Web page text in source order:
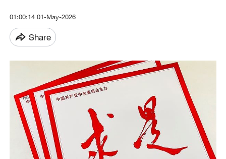
01:00:14 01-May-2026
Share